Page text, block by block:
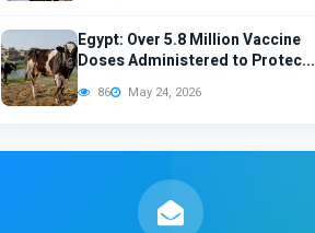
Egypt: Over 5.8 Million Vaccine
Doses Administered to Protec...
86 May 24, 2026